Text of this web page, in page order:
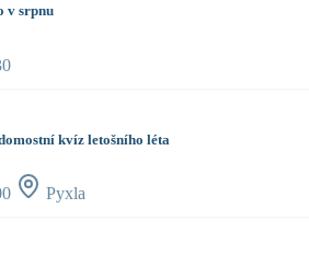
v srpnu
kvíz letošního léta
Pyxla